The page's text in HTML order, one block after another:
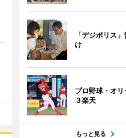
「デジポリス
け
プロ野球・オ
３楽天
もっと見る